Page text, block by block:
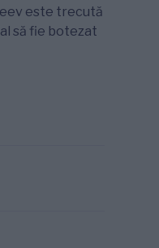
este trecută
să fie botezat